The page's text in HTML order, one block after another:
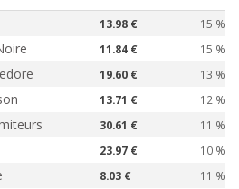
13.98 € 15 %
11.84 € 15 %
19.60 € 13 %
13.71 € 12 %
30.61 € 11 %
23.97 € 10 %
8.03 € 11 %